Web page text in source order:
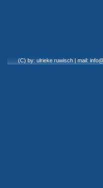
(C) by: ulrieke ruwisch | mail: